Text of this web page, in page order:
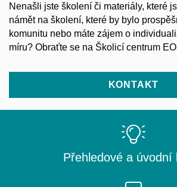
Nenašli jste školení či materiály, které
námět na školení, které by bylo
komunitu nebo máte zájem o
míru? Obraťte se na Školicí centrum
KONTAKT
Přehledové a úvodní